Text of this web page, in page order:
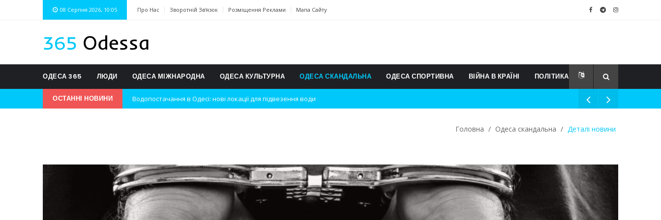
08 Серпня 2026, 10:05 Про Нас Зворотній Зв'язок Розміщення Реклами Мапа Сайту
ОДЕСА 365 ЛЮДИ ОДЕСА МІЖНАРОДНА ОДЕСА КУЛЬТУРНА ОДЕСА СКАНДАЛЬНА ОДЕСА СПОРТИВНА ВІЙНА В КРАЇНІ ПОЛІТИКА
ОСТАННІ НОВИНИ Водопостачання в Одесі: нові локації для підвезення води
Успіхи одеситів на європейському чемпіонаті з карате
Новини з Зимової школи інсульту в Швейцарії
Інтеграція ветеранів в українське суспільство
Головна / Одеса скандальна / Деталі новини